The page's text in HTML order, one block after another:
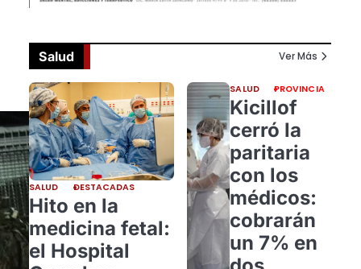
Salud Ver Más
SALUD DESTACADAS
Hito en la
medicina fetal:
el Hospital
SALUD PROVINCIA
Kicillof
cerró la
paritaria
con los
médicos:
cobrarán
un 7% en